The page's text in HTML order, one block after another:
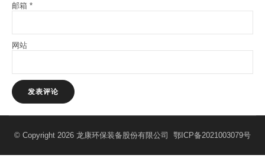
邮箱 *
网站
© Copyright 2026 龙康环保装备股份有限公司 鄂ICP备2021003079号